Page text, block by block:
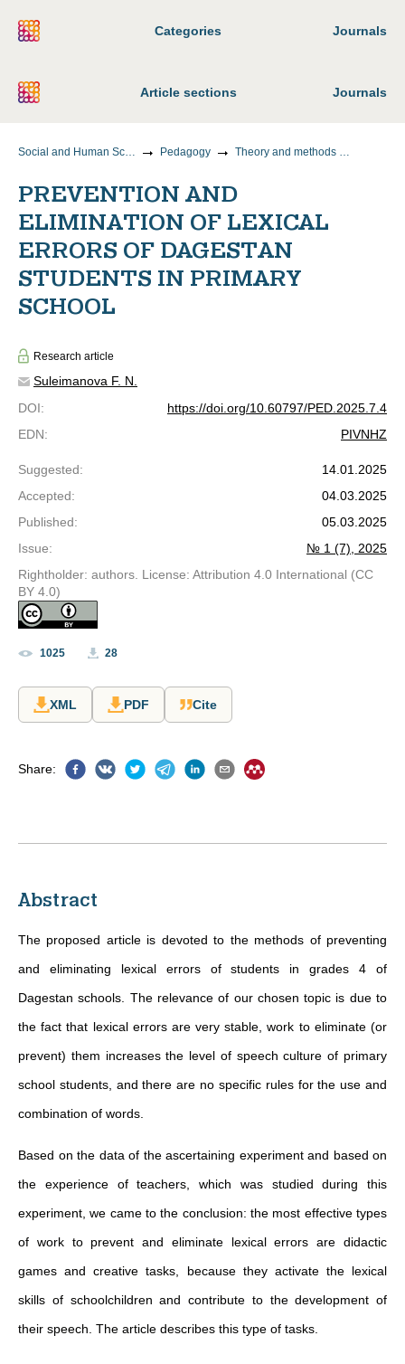
Categories Journals
Article sections Journals
Social and Human Sciences Pedagogy Theory and methods of teaching and upbringing (by areas and levels of education)
PREVENTION AND
ELIMINATION OF LEXICAL
ERRORS OF DAGESTAN
STUDENTS IN PRIMARY
SCHOOL
Research article
Suleimanova F. N.
DOI:
https://doi.org/10.60797/PED.2025.7.4
EDN: PIVNHZ
Suggested:
14.01.2025
Accepted:
04.03.2025
Published:
05.03.2025
Issue:
№ 1 (7), 2025
Rightholder: authors. License: Attribution 4.0 International (CC
BY 4.0)
1025 28
XML PDF Cite
Share:
Abstract
The proposed article is devoted to the methods of preventing
and eliminating lexical errors of students in grades 4 of
Dagestan schools. The relevance of our chosen topic is due to
the fact that lexical errors are very stable, work to eliminate (or
prevent) them increases the level of speech culture of primary
school students, and there are no specific rules for the use and
combination of words.
Based on the data of the ascertaining experiment and based on
the experience of teachers, which was studied during this
experiment, we came to the conclusion: the most effective types
of work to prevent and eliminate lexical errors are didactic
games and creative tasks, because they activate the lexical
skills of schoolchildren and contribute to the development of
their speech. The article describes this type of tasks.